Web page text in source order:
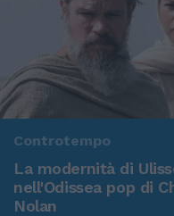
Controtempo
La modernità di
nell'Odissea pop di
Nolan